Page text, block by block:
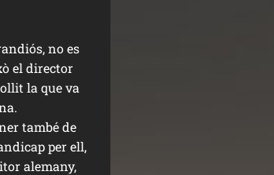
no es
el director
la que va
també de
per ell,
alemany,